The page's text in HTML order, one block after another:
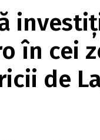
în cei
de